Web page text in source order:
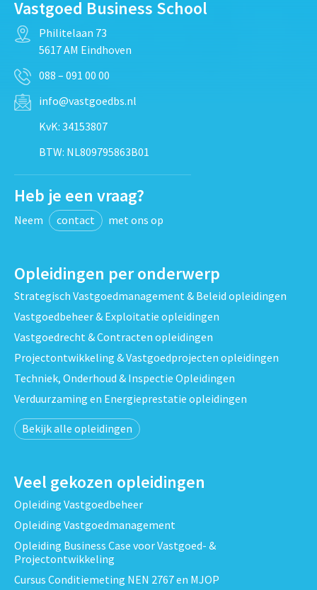
Vastgoed Business School
Philitelaan 73
5617 AM Eindhoven
088 – 091 00 00
info@vastgoedbs.nl
KvK: 34153807
BTW: NL809795863B01
Heb je een vraag?
Neem contact met ons op
Opleidingen per onderwerp
Strategisch Vastgoedmanagement & Beleid opleidingen
Vastgoedbeheer & Exploitatie opleidingen
Vastgoedrecht & Contracten opleidingen
Projectontwikkeling & Vastgoedprojecten opleidingen
Techniek, Onderhoud & Inspectie Opleidingen
Verduurzaming en Energieprestatie opleidingen
Bekijk alle opleidingen
Veel gekozen opleidingen
Opleiding Vastgoedbeheer
Opleiding Vastgoedmanagement
Opleiding Business Case voor Vastgoed- &
Projectontwikkeling
Cursus Conditiemeting NEN 2767 en MJOP